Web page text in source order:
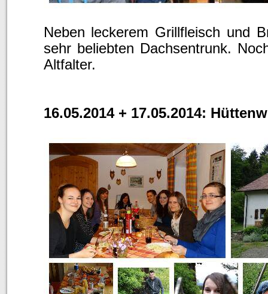
Neben leckerem Grillfleisch und
sehr beliebten Dachsentrunk.
Altfalter.
16.05.2014 + 17.05.2014: